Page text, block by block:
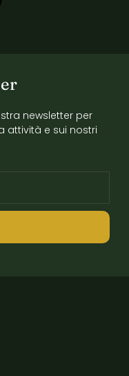
newsletter per
attività e sui nostri